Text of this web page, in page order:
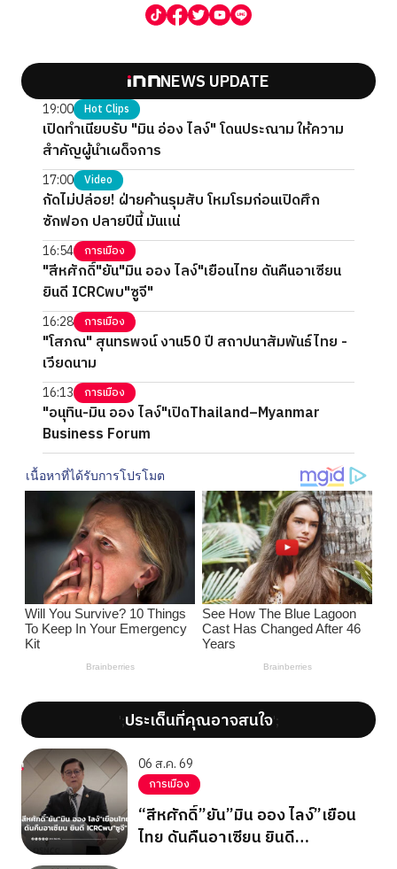
NEWS UPDATE
19:00 Hot Clips
เปิดทำเนียบรับ "มิน อ่อง ไลง์" โดนประณาม ให้ความ
สำคัญผู้นำเผด็จการ
17:00 Video
กัดไม่ปล่อย! ฝ่ายค้านรุมสับ โหมโรมก่อนเปิดศึก
ซักฟอก ปลายปีนี้ มันแน่
16:54 การเมือง
"สีหศักดิ์"ยัน"มิน ออง ไลง์"เยือนไทย ดันคืนอาเซียน
ยินดี ICRCพบ"ซูจี"
16:28 การเมือง
"โสภณ" สุนทรพจน์ งาน50 ปี สถาปนาสัมพันธ์ไทย -
เวียดนาม
16:13 การเมือง
"อนุทิน-มิน ออง ไลง์"เปิดThailand–Myanmar
Business Forum
';ประเด็นที่คุณอาจสนใจ';
06 ส.ค. 69
การเมือง
“สีหศักดิ์”ยัน”มิน ออง ไลง์”เยือน
ไทย ดันคืนอาเซียน ยินดี